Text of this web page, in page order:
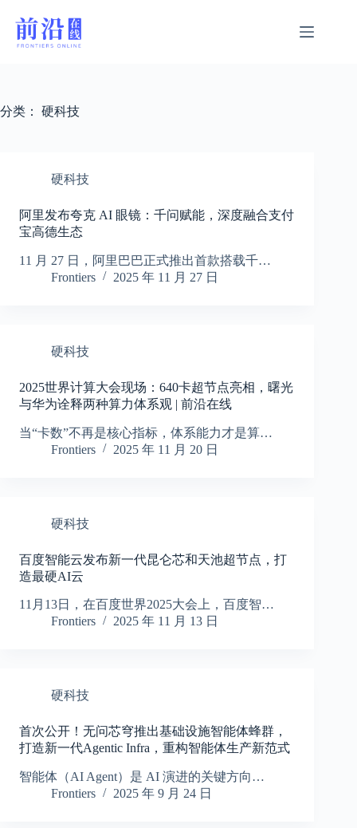
分类： 硬科技
硬科技
阿里发布夸克 AI 眼镜：千问赋能，深度融合支付
宝高德生态
11 月 27 日，阿里巴巴正式推出首款搭载千…
Frontiers
2025 年 11 月 27 日
硬科技
2025世界计算大会现场：640卡超节点亮相，曙光
与华为诠释两种算力体系观 | 前沿在线
当“卡数”不再是核心指标，体系能力才是算…
Frontiers
2025 年 11 月 20 日
硬科技
百度智能云发布新一代昆仑芯和天池超节点，打
造最硬AI云
11月13日，在百度世界2025大会上，百度智…
Frontiers
2025 年 11 月 13 日
硬科技
首次公开！无问芯穹推出基础设施智能体蜂群，
打造新一代Agentic Infra，重构智能体生产新范式
智能体（AI Agent）是 AI 演进的关键方向…
Frontiers
2025 年 9 月 24 日